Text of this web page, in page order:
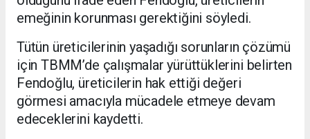
emeğinin korunması gerektiğini söyledi.
Tütün üreticilerinin yaşadığı sorunların çözümü
için TBMM’de çalışmalar yürüttüklerini belirten
Fendoğlu, üreticilerin hak ettiği değeri
görmesi amacıyla mücadele etmeye devam
edeceklerini kaydetti.